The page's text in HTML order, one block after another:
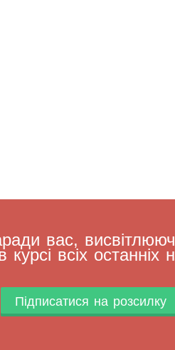
вас,
курсі всіх останніх
Підписатися на розсилку